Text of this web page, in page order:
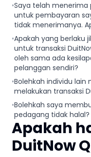
•Saya telah
untuk pembayaran
tidak menerimanya.
•Apakah yang berlaku
untuk transaksi
oleh sama ada
pelanggan sendiri?
•Bolehkah individu lain
melakukan transaksi
•Bolehkah saya
pedagang tidak halal?
Apakah
DuitNow